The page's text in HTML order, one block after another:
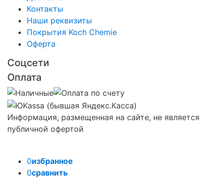
Контакты
Наши реквизиты
Покрытия Koch Chemie
Оферта
Соцсети
Оплата
Информация, размещенная на сайте, не является
публичной офертой
0избранное
0сравнить